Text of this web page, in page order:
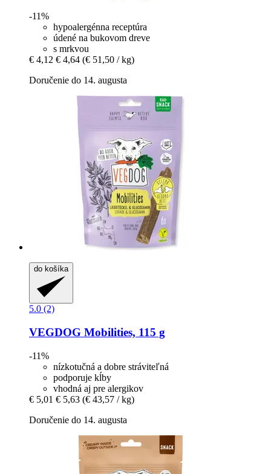
-11%
hypoalergénna receptúra
údené na bukovom dreve
s mrkvou
€ 4,12 € 4,64 (€ 51,50 / kg)
Doručenie do 14. augusta
do košíka
5.0 (2)
VEGDOG Mobilities, 115 g
-11%
nízkotučná a dobre stráviteľná
podporuje kĺby
vhodná aj pre alergikov
€ 5,01 € 5,63 (€ 43,57 / kg)
Doručenie do 14. augusta